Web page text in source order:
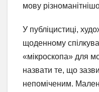
мову
У публіцистиці,
щоденному
«мікроскопа» для
назвати те, що
непоміченим.